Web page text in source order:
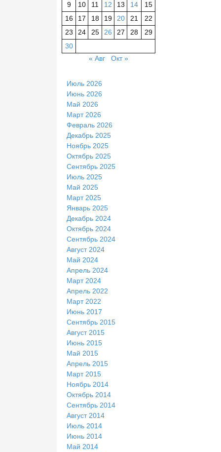
9 10 11 12 13 14
15
16
17 18 19 20 21
22
23
24 25 26 27 28
29
30
« Авг
Окт »
Июль 2026
Июнь 2026
Май 2026
Март 2026
Февраль 2026
Декабрь 2025
Ноябрь 2025
Октябрь 2025
Сентябрь 2025
Июль 2025
Май 2025
Март 2025
Январь 2025
Декабрь 2024
Октябрь 2024
Сентябрь 2024
Август 2024
Май 2024
Апрель 2024
Март 2024
Апрель 2022
Март 2022
Июнь 2017
Сентябрь 2015
Август 2015
Июнь 2015
Май 2015
Апрель 2015
Март 2015
Ноябрь 2014
Октябрь 2014
Сентябрь 2014
Август 2014
Июль 2014
Июнь 2014
Май 2014